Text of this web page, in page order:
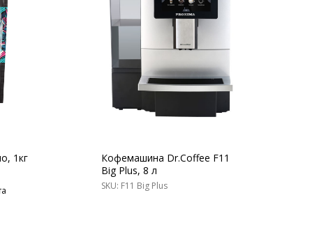
1кг
Кофемашина Dr.Coffee F11
Big Plus, 8 л
SKU: F11 Big Plus